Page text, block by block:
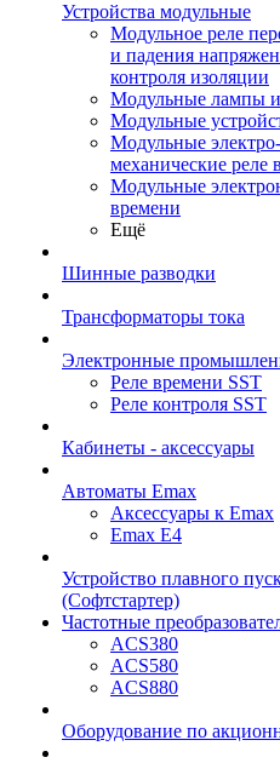
Устройства модульные
Модульное реле
и падения
контроля изоляции
Модульные лампы
Модульные
Модульные электро-
механические реле
Модульные
времени
Ещё
Шинные разводки
Трансформаторы тока
Электронные
Реле времени SST
Реле контроля SST
Кабинеты - аксессуары
Автоматы Emax
Аксессуары к Emax
Emax E4
Устройство плавного
(Софтстартер)
Частотные
ACS380
ACS580
ACS880
Оборудование по